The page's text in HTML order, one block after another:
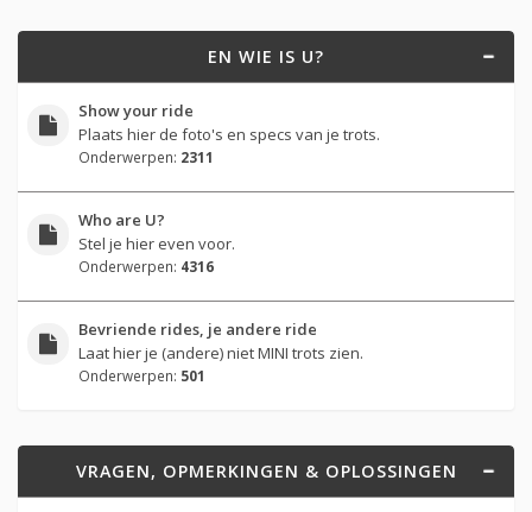
EN WIE IS U?
Show your ride
Plaats hier de foto's en specs van je trots.
Onderwerpen: 2311
Who are U?
Stel je hier even voor.
Onderwerpen: 4316
Bevriende rides, je andere ride
Laat hier je (andere) niet MINI trots zien.
Onderwerpen: 501
VRAGEN, OPMERKINGEN & OPLOSSINGEN